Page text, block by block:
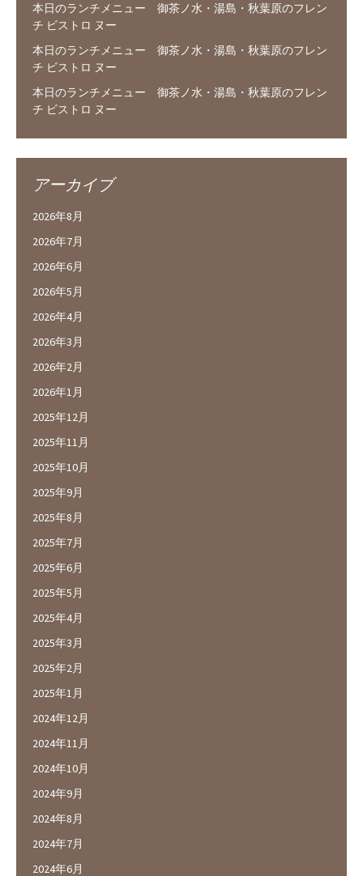
本日のランチメニュー 御茶ノ水・湯島・秋葉原のフレン
チ ビストロ ヌー
本日のランチメニュー 御茶ノ水・湯島・秋葉原のフレン
チ ビストロ ヌー
本日のランチメニュー 御茶ノ水・湯島・秋葉原のフレン
チ ビストロ ヌー
アーカイブ
2026年8月
2026年7月
2026年6月
2026年5月
2026年4月
2026年3月
2026年2月
2026年1月
2025年12月
2025年11月
2025年10月
2025年9月
2025年8月
2025年7月
2025年6月
2025年5月
2025年4月
2025年3月
2025年2月
2025年1月
2024年12月
2024年11月
2024年10月
2024年9月
2024年8月
2024年7月
2024年6月